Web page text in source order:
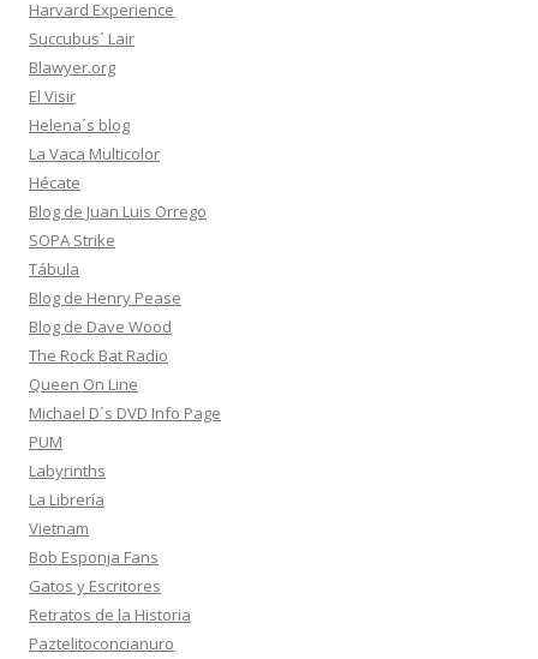
Harvard Experience
Succubus´ Lair
Blawyer.org
El Visir
Helena´s blog
La Vaca Multicolor
Hécate
Blog de Juan Luis Orrego
SOPA Strike
Tábula
Blog de Henry Pease
Blog de Dave Wood
The Rock Bat Radio
Queen On Line
Michael D´s DVD Info Page
PUM
Labyrinths
La Librería
Vietnam
Bob Esponja Fans
Gatos y Escritores
Retratos de la Historia
Paztelitoconcianuro